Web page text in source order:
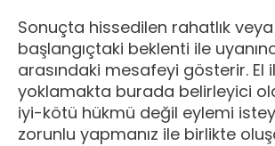
Sonuçta hissedilen rahatlık veya
başlangıçtaki beklenti ile
arasındaki mesafeyi gösterir. El
yoklamakta burada belirleyici
iyi-kötü hükmü değil eylemi
zorunlu yapmanız ile birlikte